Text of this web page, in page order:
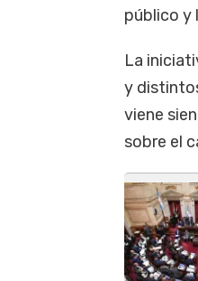
público y
La
y
viene
sobre el